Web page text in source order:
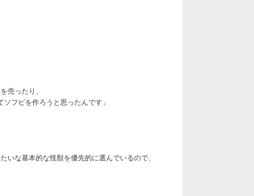
売ったり、
フビを作ろうと思ったんです」
いな基本的な怪獣を優先的に選んでいるので、